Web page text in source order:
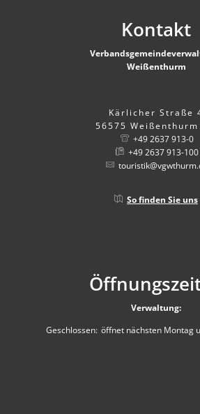
Kontakt
Weißenthurm
Kärlicher Straße
56575 Weißenthurm
+49 2637 913-0
+49 2637 913-100
So finden Sie uns
Verwaltung:
Klicken, um weitere Öffnungs- oder
Geschlossen: öffnet nächsten Montag